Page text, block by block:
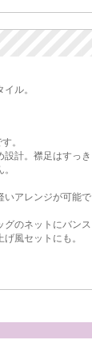
ル。
。
設計。襟足はすっき
いアレンジが可能で
グのネットにバンス
風セットにも。